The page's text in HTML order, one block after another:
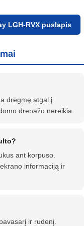
LGH-RVX puslapis
drėgmę atgal į
drenažo nereikia.
ant korpuso.
informaciją ir
ir rudenį.